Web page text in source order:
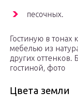
песочных.
Гостиную в
мебелью из
других оттенков.
гостиной, фото
Цвета земли